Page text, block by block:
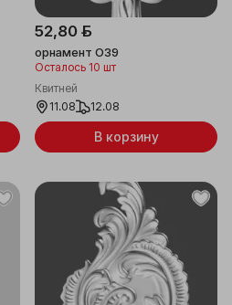
52,80 ƃ
орнамент О39
Осталось 10 шт
Квитней
11.08
12.08
В корзину